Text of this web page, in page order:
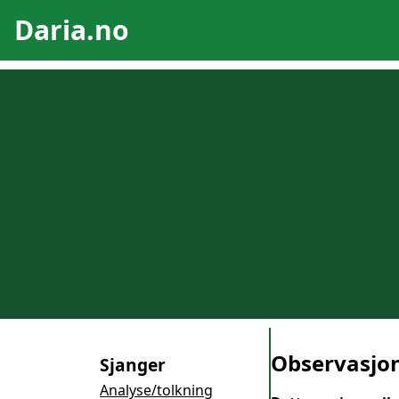
Daria.no
Sjanger
Analyse/tolkning